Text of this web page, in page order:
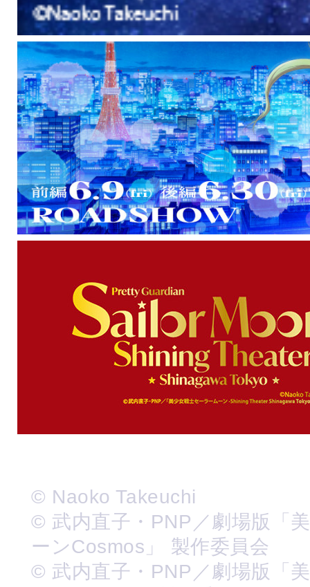
© Naoko Takeuchi
© 武内直子・PNP／劇場版「
ーンCosmos」 製作委員会
© 武内直子・PNP／劇場版「